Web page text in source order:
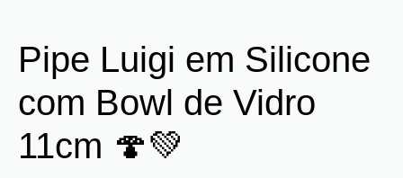
Pipe Luigi em Silicone
com Bowl de Vidro
11cm 🍄💚